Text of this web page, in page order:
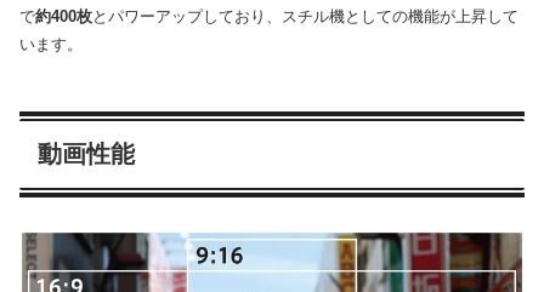
で約400枚とパワーアップしており、スチル機としての機能が上昇して
います。
動画性能